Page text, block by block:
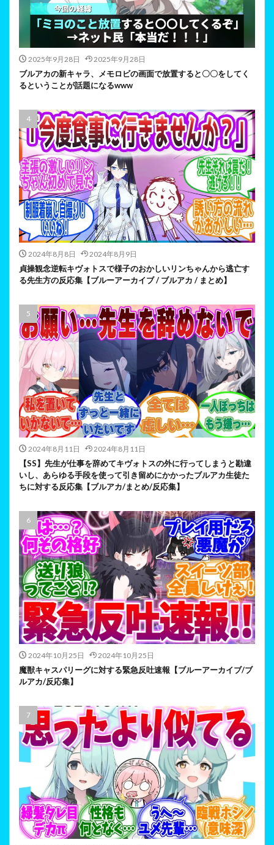
2025年9月28日 2025年9月28日
ブルアカの新キャラ、メモロビの画面で放置すると〇〇をしてく
るということが話題になるwww
2024年8月8日 2024年8月9日
貞操観念逆転キヴォトスで様子のおかしいリンちゃんから逃亡す
る先生方の反応集【ブルーアーカイブ / ブルアカ / まとめ】
2024年8月11日 2024年8月11日
【SS】先生が仕事を辞めてキヴォトスの外に行ってしまうと勘違
いし、あらゆる手段を使って引き留めにかかったブルアカ生徒た
ちに対する反応集【ブルアカ/まとめ/反応集】
2024年10月25日 2024年10月25日
魔獣キャスパリーグに対する緊急反吐速報【ブルーアーカイブ/ブ
ルアカ/反応集】